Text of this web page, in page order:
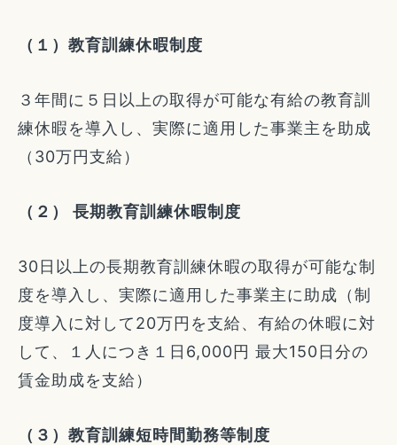
（１）教育訓練休暇制度
３年間に５日以上の取得が可能な有給の教育訓
練休暇を導入し、実際に適用した事業主を助成
（30万円支給）
（２） 長期教育訓練休暇制度
30日以上の長期教育訓練休暇の取得が可能な制
度を導入し、実際に適用した事業主に助成（制
度導入に対して20万円を支給、有給の休暇に対
して、１人につき１日6,000円 最大150日分の
賃金助成を支給）
（３）教育訓練短時間勤務等制度